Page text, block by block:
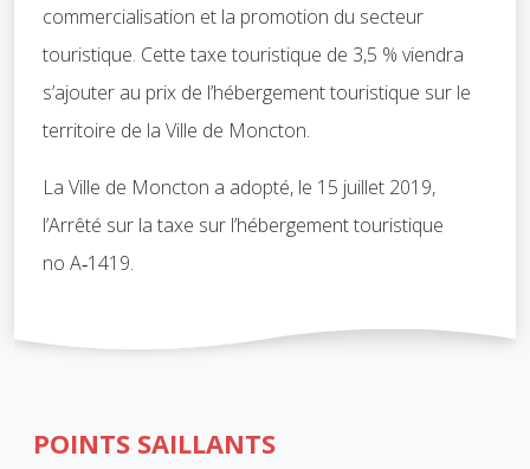
commercialisation et la promotion du secteur
touristique. Cette taxe touristique de 3,5 % viendra
s’ajouter au prix de l’hébergement touristique sur le
territoire de la Ville de Moncton.
La Ville de Moncton a adopté, le 15 juillet 2019,
l’Arrêté sur la taxe sur l’hébergement touristique
no A‑1419.
POINTS SAILLANTS